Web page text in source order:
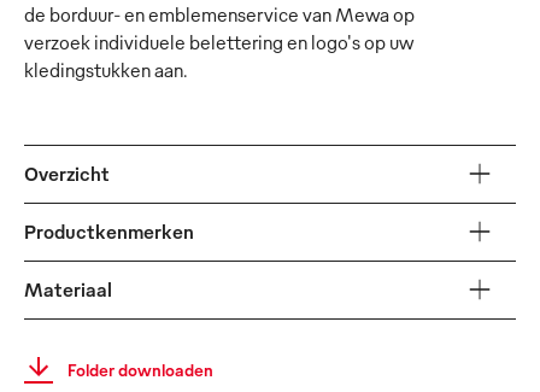
de borduur- en emblemenservice van Mewa op
verzoek individuele belettering en logo's op uw
kledingstukken aan.
Overzicht
Productkenmerken
Materiaal
Folder downloaden